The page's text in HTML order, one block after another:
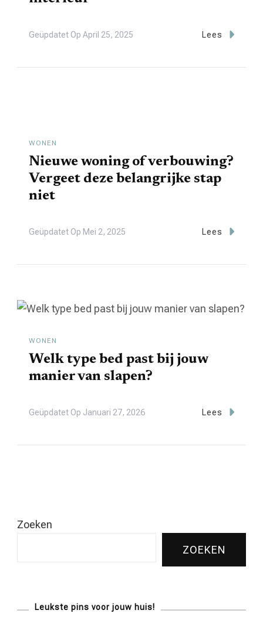
Geüpdatet Op April 25, 2025 Lees
WONEN
Nieuwe woning of verbouwing?
Vergeet deze belangrijke stap
niet
Geüpdatet Op Mei 2, 2025 Lees
WONEN
Welk type bed past bij jouw
manier van slapen?
Geüpdatet Op Januari 27, 2026 Lees
Zoeken
ZOEKEN
Leukste pins voor jouw huis!